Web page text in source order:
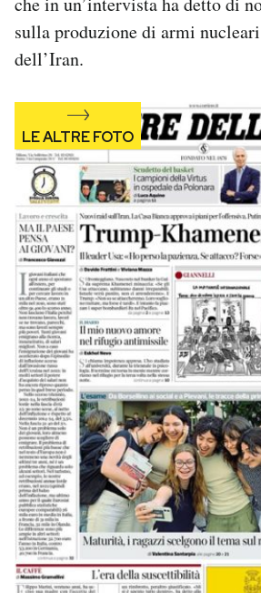
Esci
sulla produzione di armi
dell’Iran.